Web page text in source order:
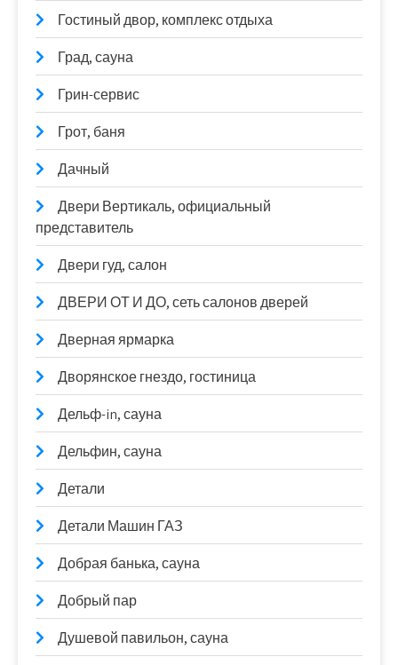
Гостиный двор, комплекс отдыха
Град, сауна
Грин-сервис
Грот, баня
Дачный
Двери Вертикаль, официальный
представитель
Двери гуд, салон
ДВЕРИ ОТ И ДО, сеть салонов дверей
Дверная ярмарка
Дворянское гнездо, гостиница
Дельф-in, сауна
Дельфин, сауна
Детали
Детали Машин ГАЗ
Добрая банька, сауна
Добрый пар
Душевой павильон, сауна